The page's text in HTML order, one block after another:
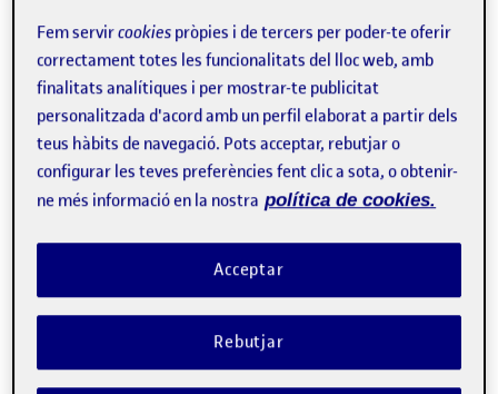
Infografia
Autofeedback: autonomia i
millora. Optimitzant el feedback
mitjançant la comparació amb
Fem servircookies pròpies i de tercers per poder-te oferir
correctament totes les funcionalitats del lloc web, amb
finalitats analítiques i per mostrar-te publicitat
personalitzada d'acord amb un perfil elaborat a partir dels
teus hàbits de navegació. Pots acceptar, rebutjar o
configurar les teves preferències fent clic a sota, o obtenir-
ne més informació en la nostra política de cookies.
Rebutjar
Acceptar